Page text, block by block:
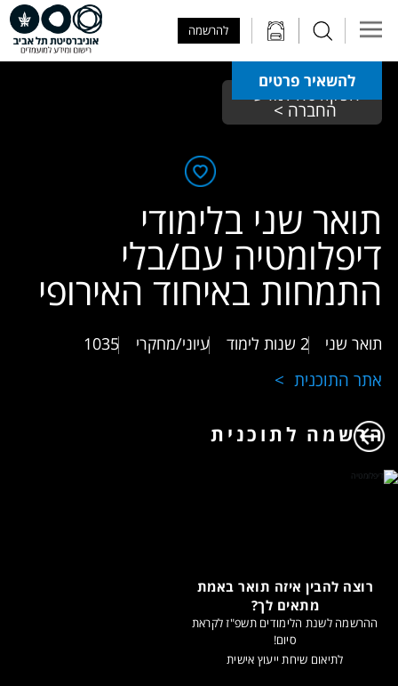
להרשמה
להשאיר פרטים
הפקולטה למדעי
החברה >
תואר שני בלימודי
דיפלומטיה עם/בלי
התמחות באיחוד האירופי
תואר שני 2 שנות לימוד עיוני/מחקרי 1035
אתר התוכנית
הרשמה לתוכנית
רוצה להבין איזה תואר באמת
מתאים לך?
ההרשמה לשנת הלימודים תשפ"ז לקראת
סיום!
לתיאום שיחת ייעוץ אישית